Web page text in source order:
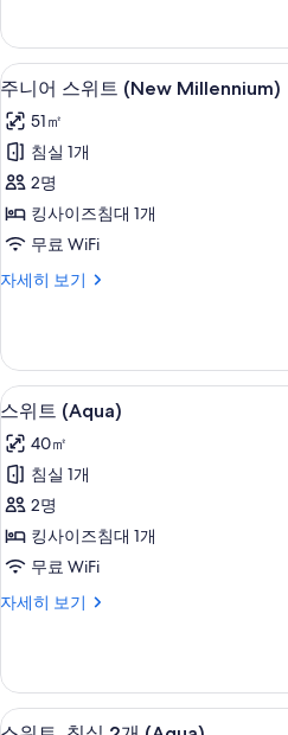
모
두
보
기
Bedroom
Suite,
2
Big
Round
Beds
자
세
히
보
기
주
니
어
스
위
트
(New
Millennium)
모
두
보
기
5
주니어 스위트 (New Millennium)
51㎡
침실 1개
2명
킹사이즈침대 1개
무료 WiFi
자세히 보기
주
위
트
(New
Millennium)
자
세
히
보
기
스
위
트
(Aqua)
사
진
모
두
기
5
스위트 (Aqua)
40㎡
침실 1개
2명
킹사이즈침대 1개
무료 WiFi
자세히 보기
스
자
세
히
스 12